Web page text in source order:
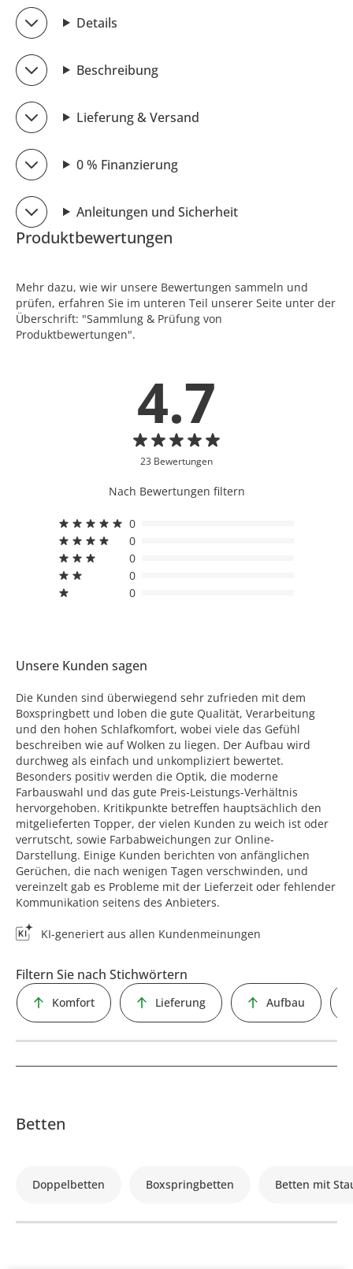
Details
Beschreibung
Lieferung & Versand
0 % Finanzierung
Anleitungen und Sicherheit
Produktbewertungen
Mehr dazu, wie wir unsere Bewertungen sammeln und
prüfen, erfahren Sie im unteren Teil unserer Seite unter der
Überschrift: "Sammlung & Prüfung von
Produktbewertungen".
4.7
23 Bewertungen
Nach Bewertungen filtern
0
0
0
0
0
Unsere Kunden sagen
Die Kunden sind überwiegend sehr zufrieden mit dem
Boxspringbett und loben die gute Qualität, Verarbeitung
und den hohen Schlafkomfort, wobei viele das Gefühl
beschreiben wie auf Wolken zu liegen. Der Aufbau wird
durchweg als einfach und unkompliziert bewertet.
Besonders positiv werden die Optik, die moderne
Farbauswahl und das gute Preis-Leistungs-Verhältnis
hervorgehoben. Kritikpunkte betreffen hauptsächlich den
mitgelieferten Topper, der vielen Kunden zu weich ist oder
verrutscht, sowie Farbabweichungen zur Online-
Darstellung. Einige Kunden berichten von anfänglichen
Gerüchen, die nach wenigen Tagen verschwinden, und
vereinzelt gab es Probleme mit der Lieferzeit oder fehlender
Kommunikation seitens des Anbieters.
KI-generiert aus allen Kundenmeinungen
Filtern Sie nach Stichwörtern
Komfort Lieferung Aufbau
Betten
Doppelbetten Boxspringbetten Betten mit